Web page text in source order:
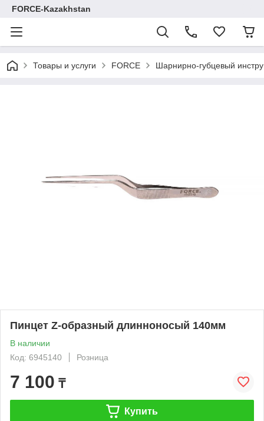
FORCE-Kazakhstan
Товары и услуги FORCE Шарнирно-губцевый
Пинцет Z-образный длинноносый 140мм
В наличии
Код: 6945140
Розница
7 100 ₸
Купить